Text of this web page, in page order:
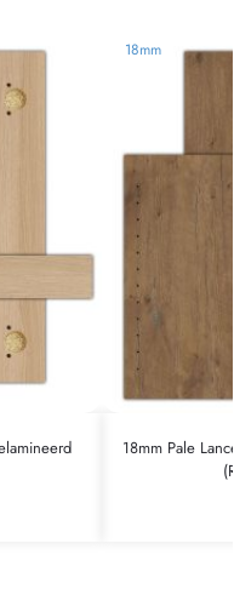
18mm
18mm Pale